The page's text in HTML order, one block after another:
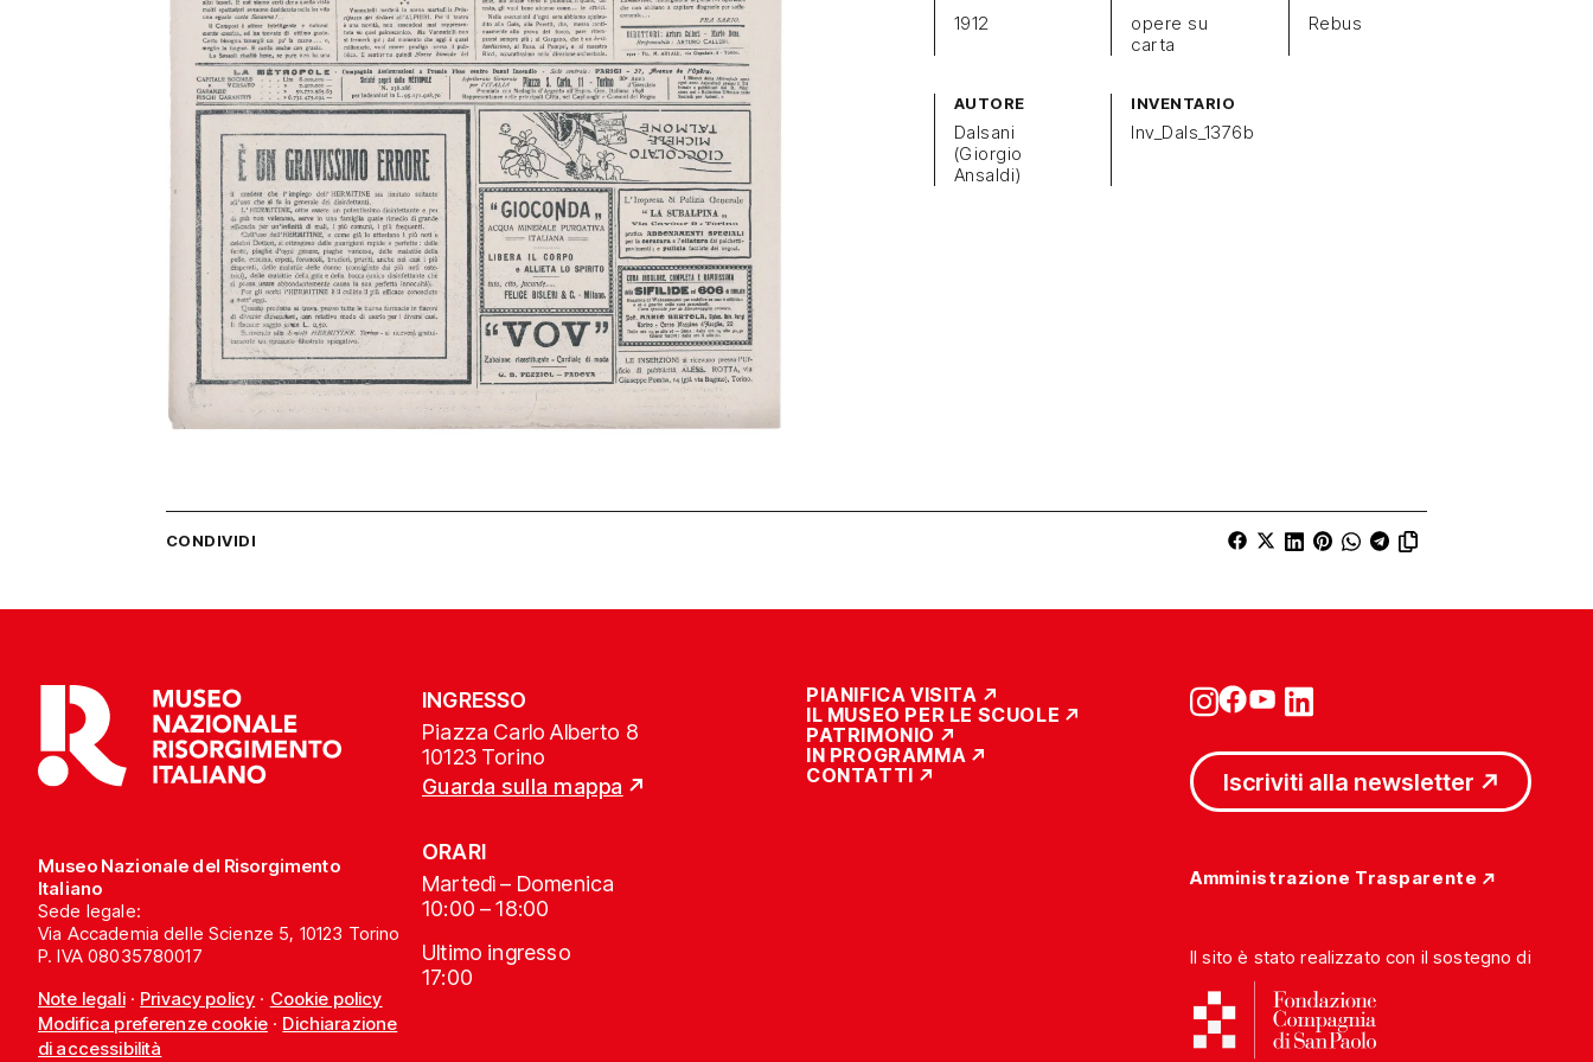
1912
opere su
carta
Rebus
AUTORE
Dalsani
(Giorgio
Ansaldi)
INVENTARIO
Inv_Dals_1376b
CONDIVIDI
Museo Nazionale del Risorgimento
Italiano
Sede legale:
Via Accademia delle Scienze 5, 10123 Torino
P. IVA 08035780017
Note legali· Privacy policy · Cookie policy
Modifica preferenze cookie· Dichiarazione
di accessibilità
INGRESSO
Piazza Carlo Alberto 8
10123 Torino
Guarda sulla mappa
ORARI
Martedì – Domenica
10:00 – 18:00
Ultimo ingresso
17:00
PIANIFICA VISITA
IL MUSEO PER LE SCUOLE
PATRIMONIO
IN PROGRAMMA
CONTATTI
Iscriviti alla newsletter
Amministrazione Trasparente
Il sito è stato realizzato con il sostegno di